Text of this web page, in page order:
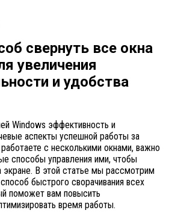
свернуть все окна
увеличения
и удобства
Windows эффективность и
аспекты успешной работы за
с несколькими окнами, важно
способы управления ими, чтобы
экране. В этой статье мы рассмотрим
быстрого сворачивания всех
поможет вам повысить
время работы.